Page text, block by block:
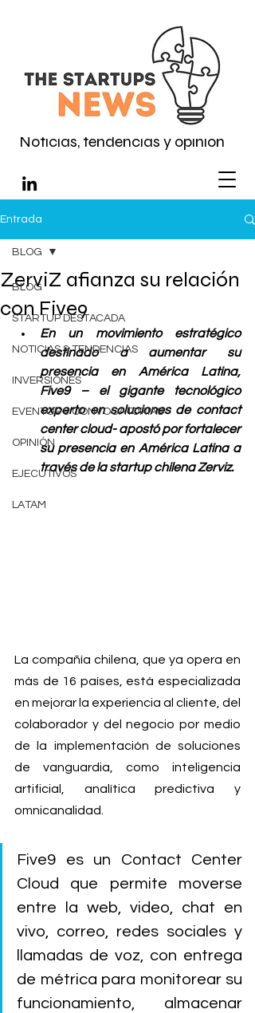
Noticias, tendencias y opinión
Entrada
BLOG
STARTUP DESTACADA
NOTICIAS & TENDENCIAS
INVERSIONES
EVENTOS & CONVOCATORIAS
OPINIÓN
EJECUTIVOS
LATAM
BLOG
ZerviZ afianza su relación
con Five9
En un movimiento estratégico
destinado a aumentar su
presencia en América Latina,
Five9 – el gigante tecnológico
experto en soluciones de contact
center cloud- apostó por fortalecer
su presencia en América Latina a
través de la startup chilena Zerviz.
La compañía chilena, que ya opera en
más de 16 países, está especializada
en mejorar la experiencia al cliente, del
colaborador y del negocio por medio
de la implementación de soluciones
de vanguardia, como inteligencia
artificial, analítica predictiva y
omnicanalidad.
Five9 es un Contact Center
Cloud que permite moverse
entre la web, video, chat en
vivo, correo, redes sociales y
llamadas de voz, con entrega
de métrica para monitorear su
funcionamiento, almacenar